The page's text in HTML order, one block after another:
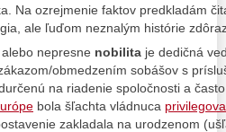
Na ozrejmenie faktov predkladám
ale ľuďom neznalým histórie
alebo nepresne nobilita je dedičná
obmedzením sobášov s
na riadenie spoločnosti a
bola šľachta vládnuca
zakladala na urodzenom